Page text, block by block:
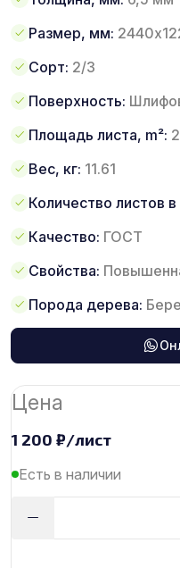
Размер, мм:
Сорт: 2/3
Поверхность:
Площадь листа, m²:
Вес, кг: 11.61
Количество листов в
Качество: ГОСТ
Свойства:
Порода дерева:
Цена
1 200 ₽/лист
Есть в наличии